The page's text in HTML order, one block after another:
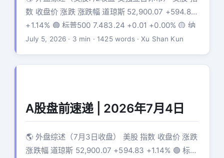
数 收盘价 涨跌 涨跌幅 道琼斯 52,900.07 +594.83
+1.14% 🟢 标普500 7,483.24 +0.01 +0.00% 🟡 纳
斯达克 25,832.67 -207.36 -0.80% 🔴 纳斯达克
100 29,329.21 -479.92 -1.61% 🔴 ⚡ 点评：道指受
蓝筹股提振反弹，但纳指连续承压。Meta卖算力引
交易。 ...
July 5, 2026 · 3 min · 1425 words·Xu Shan Kun
A股盘前速递 | 2026年7月4日
🌎 外盘综述（7月3日收盘） 美股 指数 收盘价 涨跌
涨跌幅 道琼斯 52,900.07 +594.83 +1.14% 🟢 标普